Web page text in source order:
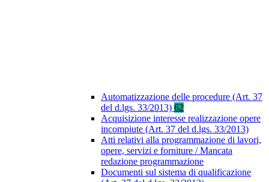
Automatizzazione delle procedure (Art. 37
del d.lgs. 33/2013) 62
Acquisizione interesse realizzazione opere
incompiute (Art. 37 del d.lgs. 33/2013)
Atti relativi alla programmazione di lavori,
opere, servizi e forniture / Mancata
redazione programmazione
Documenti sul sistema di qualificazione